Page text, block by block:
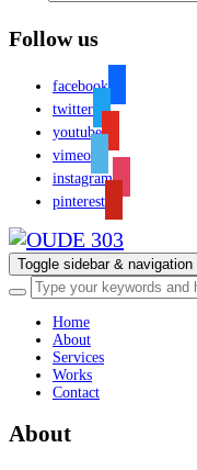
Follow us
facebook
twitter
youtube
vimeo
instagram
pinterest
Toggle sidebar & navigation
Home
About
Services
Works
Contact
About